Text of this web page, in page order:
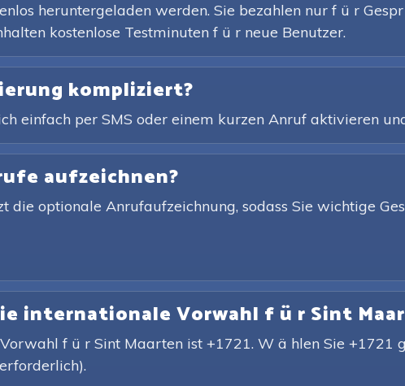
heruntergeladen werden. Sie bezahlen nur f ü r
kostenlose Testminuten f ü r neue Benutzer.
kompliziert?
einfach per SMS oder einem kurzen Anruf aktivieren
aufzeichnen?
die optionale Anrufaufzeichnung, sodass Sie wichtige
internationale Vorwahl f ü r Sint
f ü r Sint Maarten ist +1721. W ä hlen Sie +1721